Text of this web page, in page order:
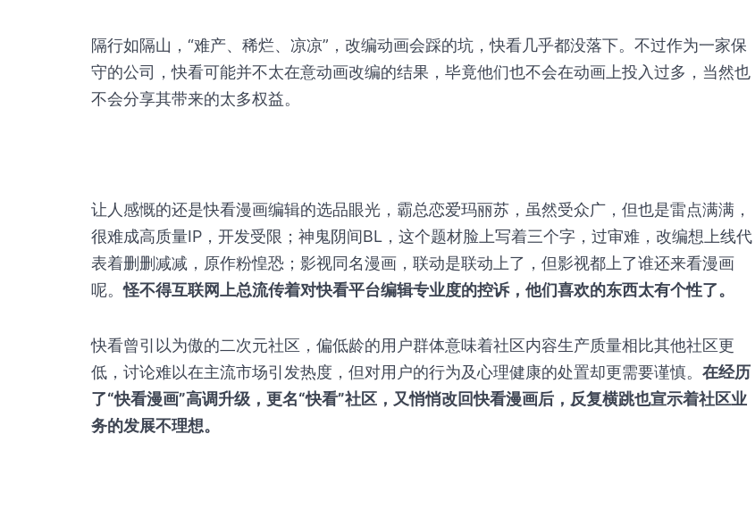
隔行如隔山，“难产、稀烂、凉凉”，改编动画会踩的坑，快看几乎都没落下。不过作为一家保
守的公司，快看可能并不太在意动画改编的结果，毕竟他们也不会在动画上投入过多，当然也
不会分享其带来的太多权益。
让人感慨的还是快看漫画编辑的选品眼光，霸总恋爱玛丽苏，虽然受众广，但也是雷点满满，
很难成高质量IP，开发受限；神鬼阴间BL，这个题材脸上写着三个字，过审难，改编想上线代
表着删删减减，原作粉惶恐；影视同名漫画，联动是联动上了，但影视都上了谁还来看漫画
呢。怪不得互联网上总流传着对快看平台编辑专业度的控诉，他们喜欢的东西太有个性了。
快看曾引以为傲的二次元社区，偏低龄的用户群体意味着社区内容生产质量相比其他社区更
低，讨论难以在主流市场引发热度，但对用户的行为及心理健康的处置却更需要谨慎。 在经历
了“快看漫画”高调升级，更名“快看”社区，又悄悄改回快看漫画后，反复横跳也宣示着社区业
务的发展不理想。